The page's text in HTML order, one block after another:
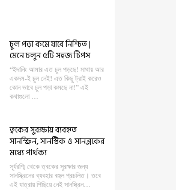
চুল পড়া কমে যাবে নিশ্চিত |
মেনে চলুন ৫টি সহজ টিপস
“ইদানিং আমার এত চুল পড়ছে! মাথায় আর
একদম-ই চুল নেই! এত কিছু ট্রাই করেও
কোন ভাবে চুল পড়া কমছে না!” এই
কথাগুলো …
ত্বকের সুরক্ষায় ব্যবহৃত
সানস্ক্রিন, সানস্টিক ও সানব্লকের
মধ্যে পার্থক্য
সূর্যরশ্মি থেকে ত্বকের সুরক্ষার জন্য
সানস্ক্রিনের ব্যবহার বহুল প্রচলিত। তবে
এই যাত্রায় পিছিয়ে নেই সানস্ক্রিন…